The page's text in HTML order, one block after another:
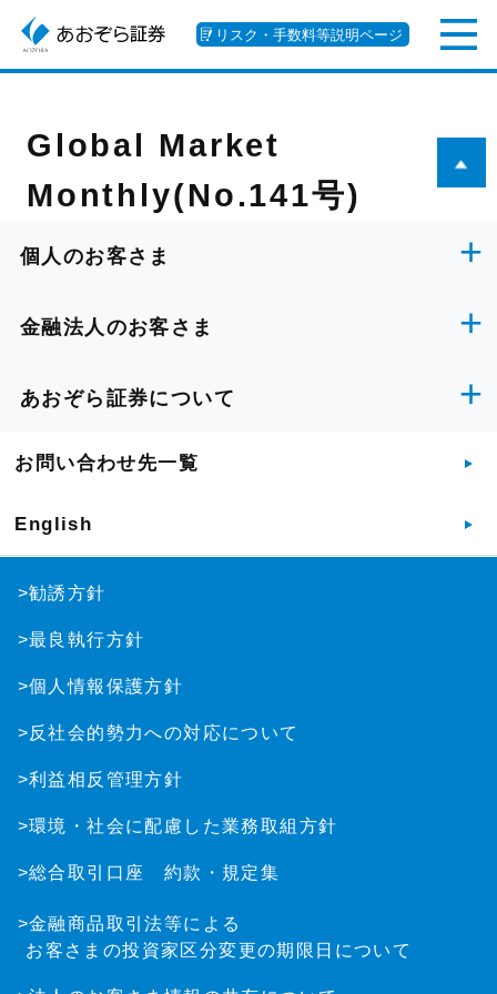
リスク・手数料等説明ページ
Global Market
Monthly(No.141号)
個人のお客さま
金融法人のお客さま
あおぞら証券について
お問い合わせ先一覧
English
>勧誘方針
>最良執行方針
>個人情報保護方針
>反社会的勢力への対応について
>利益相反管理方針
>環境・社会に配慮した業務取組方針
>総合取引口座 約款・規定集
>金融商品取引法等による
お客さまの投資家区分変更の期限日について